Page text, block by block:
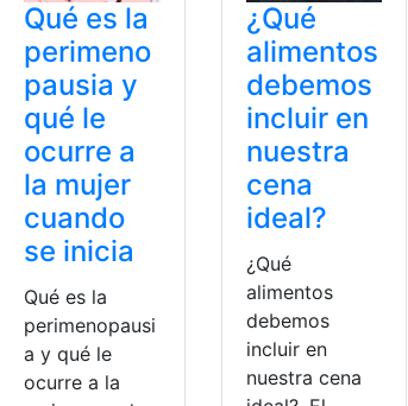
Qué es la
perimeno
pausia y
qué le
ocurre a
la mujer
cuando
se inicia
Qué es la
perimenopausi
a y qué le
ocurre a la
¿Qué
alimentos
debemos
incluir en
nuestra
cena
ideal?
¿Qué
alimentos
debemos
incluir en
nuestra cena